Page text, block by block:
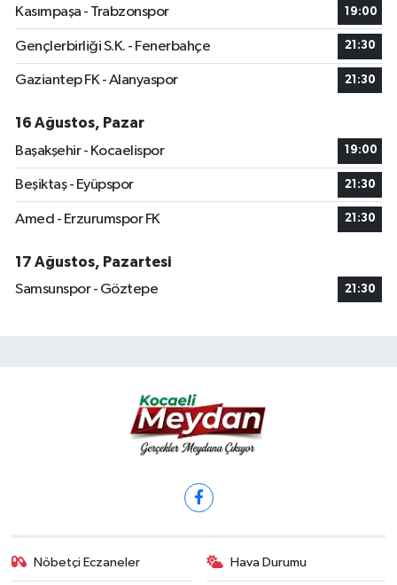
Kasımpaşa - Trabzonspor 19:00
Gençlerbirliği S.K. - Fenerbahçe 21:30
Gaziantep FK - Alanyaspor 21:30
16 Ağustos, Pazar
Başakşehir - Kocaelispor
19:00
Beşiktaş - Eyüpspor 21:30
Amed - Erzurumspor FK 21:30
17 Ağustos, Pazartesi
Samsunspor - Göztepe
21:30
Nöbetçi Eczaneler Hava Durumu